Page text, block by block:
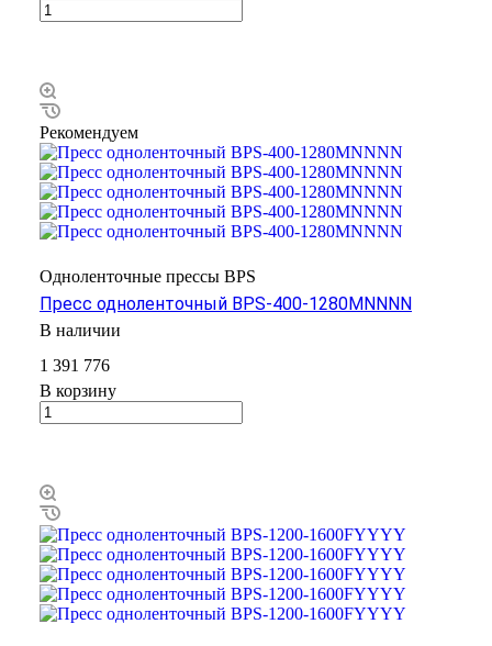
Рекомендуем
Одноленточные прессы BPS
Пресс одноленточный BPS-400-1280MNNNN
В наличии
1 391 776
В корзину